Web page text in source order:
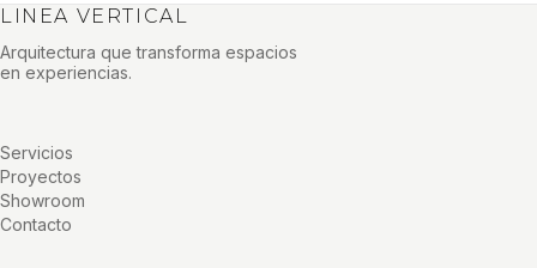
LINEA VERTICAL
Arquitectura que transforma espacios
en experiencias.
Servicios
Proyectos
Showroom
Contacto